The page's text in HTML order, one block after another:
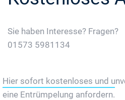
Sie haben Interesse? Fragen?
01573 5981134
Hier sofort kostenloses und
eine Entrümpelung anfordern.